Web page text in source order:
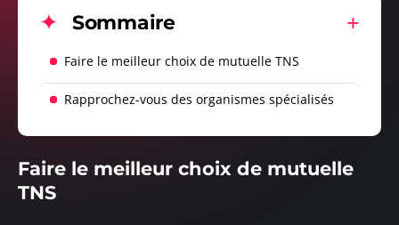
Sommaire
Faire le meilleur choix de mutuelle TNS
Rapprochez-vous des organismes spécialisés
Faire le meilleur choix de mutuelle
TNS